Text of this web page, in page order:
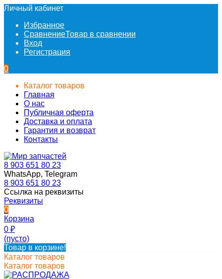
Личный кабинет
Избранное
СравнениеТовар в сравнении
Вход
Регистрация
0
Каталог товаров
Главная
О нас
Публичная оферта
Доставка и оплата
Гарантия и возврат
Контакты
8 903 651 80 23
WhatsApp, Telegram
8 903 651 80 23
Ссылка на реквизиты
Реквизиты
0
Корзина
0 ₽
(пусто)
Товар в корзине!
Каталог товаров
Каталог товаров